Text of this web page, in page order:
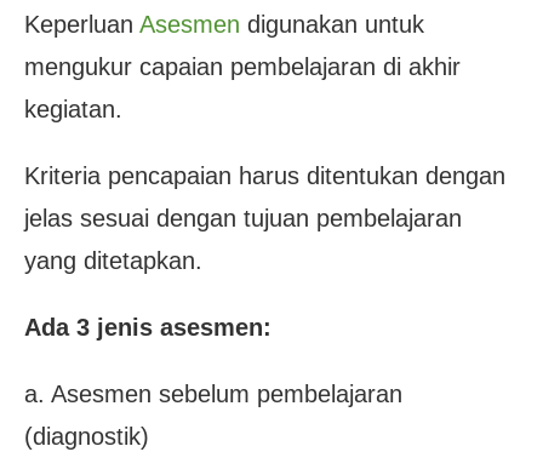
Keperluan Asesmen digunakan untuk
mengukur capaian pembelajaran di akhir
kegiatan.
Kriteria pencapaian harus ditentukan dengan
jelas sesuai dengan tujuan pembelajaran
yang ditetapkan.
Ada 3 jenis asesmen:
a. Asesmen sebelum pembelajaran
(diagnostik)